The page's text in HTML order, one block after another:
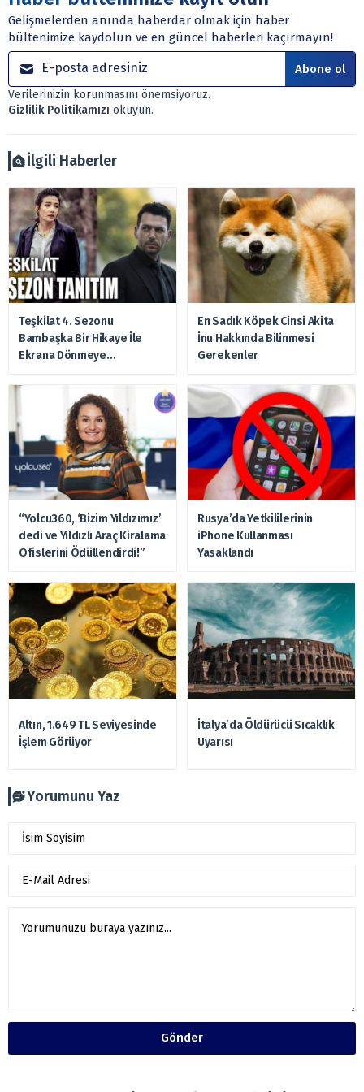
dayanmaktadır. Yatırım danışmanlığı hizmeti; aracı
kurumlar, mevduat kabul etmeyen bankalar, portföy
yönetim şirketleri ile müşteri arasında imzalanacak
sözleşme çerçevesinde sunulmaktadır.
Sitemizde bulunan bilgiler ve görüşler, sizin mali
durumunuz, risk – getiri beklentileriniz ile uyuşmayabilir.
Ayrıca burada yer alan bilgilere dayanarak, yatırım kararı
zararlardan, arztakvimi.com.tr sorumlu tutulamaz.
Gelişmelerden anında haberdar olmak için haber
bültenimize kaydolun ve en güncel haberleri kaçırmayın!
Abone ol
Verilerinizin korunmasını önemsiyoruz.
Gizlilik Politikamızı okuyun.
İlgili Haberler
Teşkilat 4. Sezonu
Bambaşka Bir Hikaye İle
Ekrana Dönmeye
En Sadık Köpek Cinsi Akita
İnu Hakkında Bilinmesi
Gerekenler
“Yolcu360, ‘Bizim Yıldızımız’
dedi ve Yıldızlı Araç Kiralama
Ofislerini Ödüllendirdi!”
Rusya’da Yetkililerinin
iPhone Kullanması
Yasaklandı
Altın, 1.649 TL Seviyesinde
İşlem Görüyor
İtalya’da Öldürücü Sıcaklık
Uyarısı
Yorumunu Yaz
Gönder